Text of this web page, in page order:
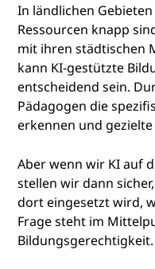
In ländlichen
Ressourcen knapp
mit ihren städtischen
kann KI-gestützte
entscheidend sein.
Pädagogen die
erkennen und
Aber wenn wir KI auf
stellen wir dann
dort eingesetzt wird,
Frage steht im
Bildungsgerechtigkeit.